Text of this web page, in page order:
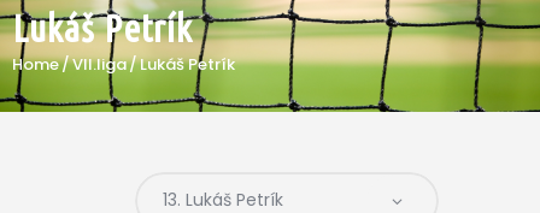
Lukáš Petrík
Home VII.liga Lukáš Petrík
SPRÁVY
KLUB